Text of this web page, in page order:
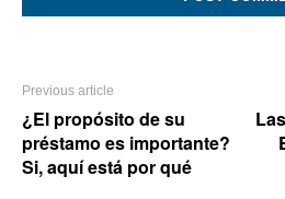
Previous article
¿El propósito de su
préstamo es importante?
Si, aquí está por qué